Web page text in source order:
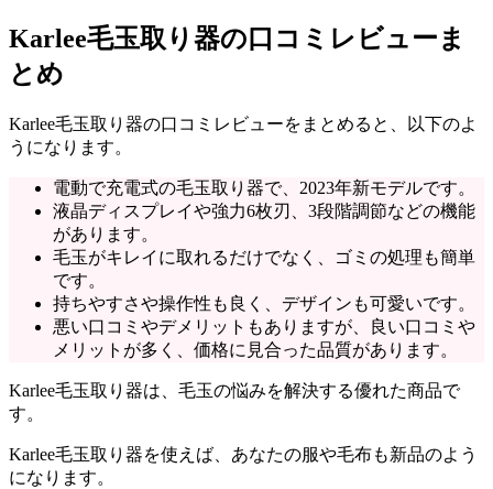
Karlee毛玉取り器の口コミレビューま
とめ
Karlee毛玉取り器の口コミレビューをまとめると、以下のよ
うになります。
電動で充電式の毛玉取り器で、2023年新モデルです。
液晶ディスプレイや強力6枚刃、3段階調節などの機能
があります。
毛玉がキレイに取れるだけでなく、ゴミの処理も簡単
です。
持ちやすさや操作性も良く、デザインも可愛いです。
悪い口コミやデメリットもありますが、良い口コミや
メリットが多く、価格に見合った品質があります。
Karlee毛玉取り器は、毛玉の悩みを解決する優れた商品で
す。
Karlee毛玉取り器を使えば、あなたの服や毛布も新品のよう
になります。